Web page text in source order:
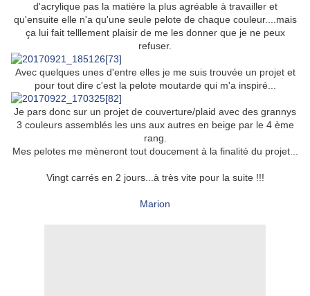
d'acrylique pas la matière la plus agréable à travailler et
qu'ensuite elle n'a qu'une seule pelote de chaque couleur....mais
ça lui fait telllement plaisir de me les donner que je ne peux
refuser.
Avec quelques unes d'entre elles je me suis trouvée un projet et
pour tout dire c'est la pelote moutarde qui m'a inspiré...
Je pars donc sur un projet de couverture/plaid avec des grannys
3 couleurs assemblés les uns aux autres en beige par le 4 ème
rang.
Mes pelotes me mèneront tout doucement à la finalité du projet...
Vingt carrés en 2 jours...à très vite pour la suite !!!
Marion